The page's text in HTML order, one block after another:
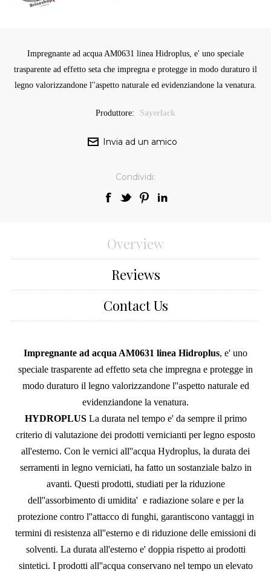
Impregnante ad acqua AM0631 linea Hidroplus, e' uno speciale
trasparente ad effetto seta che impregna e protegge in modo duraturo il
legno valorizzandone l''aspetto naturale ed evidenziandone la venatura.
Produttore: Sayerlack
Condividi:
Overview
Reviews
Contact Us
Impregnante ad acqua AM0631 linea Hidroplus, e' uno
speciale trasparente ad effetto seta che impregna e protegge in
modo duraturo il legno valorizzandone l''aspetto naturale ed
evidenziandone la venatura.
HYDROPLUS La durata nel tempo e' da sempre il primo
criterio di valutazione dei prodotti vernicianti per legno esposto
all'esterno. Con le vernici all''acqua Hydroplus, la durata dei
serramenti in legno verniciati, ha fatto un sostanziale balzo in
avanti. Questi prodotti, studiati per la riduzione
dell''assorbimento di umidita' e radiazione solare e per la
protezione contro l''attacco di funghi, garantiscono vantaggi in
termini di resistenza all''esterno e di riduzione delle emissioni di
solventi. La durata all'esterno e' doppia rispetto ai prodotti
sintetici. I prodotti all''acqua conservano nel tempo un elevato